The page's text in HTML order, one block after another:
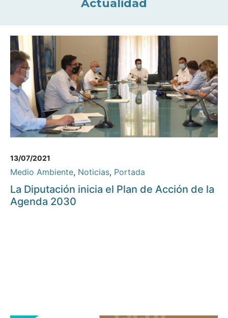
Actualidad
13/07/2021
Medio Ambiente, Noticias, Portada
La Diputación inicia el Plan de Acción de la
Agenda 2030